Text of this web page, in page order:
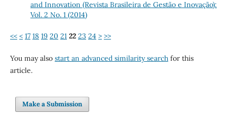
and Innovation (Revista Brasileira de Gestão e Inovação):
Vol. 2 No. 1 (2014)
<< < 17 18 19 20 21 22 23 24 > >>
You may also start an advanced similarity searchfor this
article.
Make a Submission